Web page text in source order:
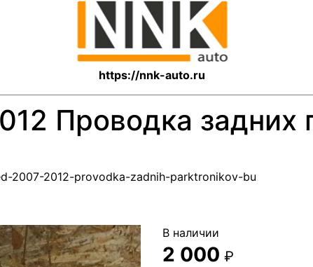
https://nnk-auto.ru
Проводка задних
2007-2012-provodka-zadnih-parktronikov-bu
В наличии
2 000 ₽